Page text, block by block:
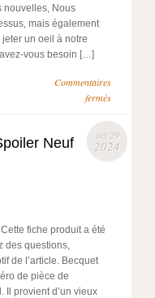
nouvelles, Nous
mais également
un oeil à notre
vous besoin […]
Commentaires
fermés
oct 29
2024
Neuf
fiche produit a été
des questions,
de l’article. Becquet
de pièce de
Il provient d’un vieux